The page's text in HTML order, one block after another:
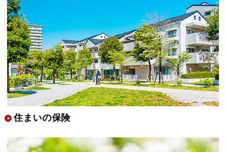
住まいの保険